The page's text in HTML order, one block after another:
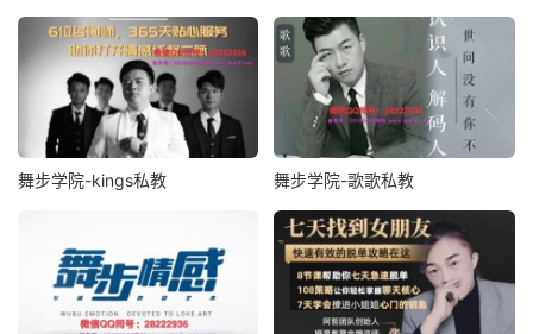
舞步学院-kings私教 舞步学院-歌歌私教